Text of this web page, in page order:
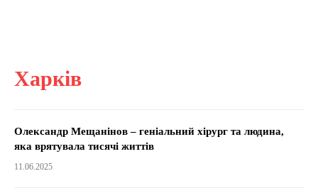
Харків
Олександр Мещанінов – геніальний хірург та людина,
яка врятувала тисячі життів
11.06.2025